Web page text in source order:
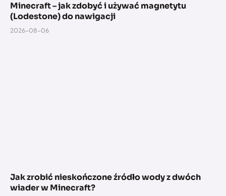
Minecraft – jak zdobyć i używać magnetytu
(Lodestone) do nawigacji
2026-08-06
Jak zrobić nieskończone źródło wody z dwóch
wiader w Minecraft?